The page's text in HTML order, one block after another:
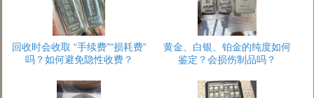
回收时会收取 “手续费”“损耗费”
吗？如何避免隐性收费？
黄金、白银、铂金的纯度如何
鉴定？会损伤制品吗？